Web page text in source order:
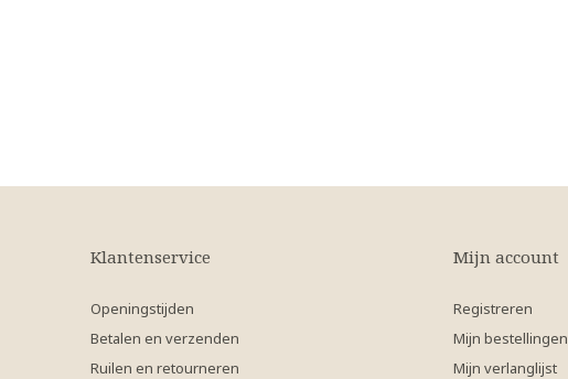
Klantenservice
Openingstijden
Betalen en verzenden
Ruilen en retourneren
Mijn account
Registreren
Mijn bestellingen
Mijn verlanglijst